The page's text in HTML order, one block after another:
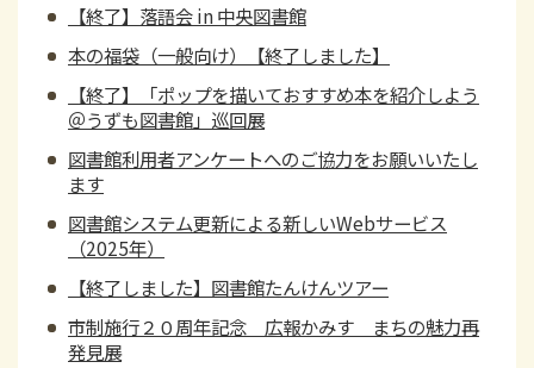
【終了】落語会 in 中央図書館
本の福袋（一般向け）【終了しました】
【終了】「ポップを描いておすすめ本を紹介しよう
＠うずも図書館」巡回展
図書館利用者アンケートへのご協力をお願いいたし
ます
図書館システム更新による新しいWebサービス
（2025年）
【終了しました】図書館たんけんツアー
市制施行２０周年記念 広報かみす まちの魅力再
発見展